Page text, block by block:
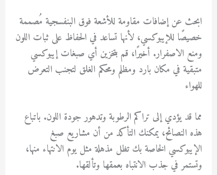
ابحث عن إضافات مقاومة للأشعة فوق البنفسجية مُصممة
خصيصًا للإيبوكسي، لأنها تساعد في الحفاظ على ثبات اللون
ومنع الاصفرار. أخيرًا، قم بتخزين أي صبغات إيبوكسي
متبقية في مكان بارد ومظلم ومحكم الغلق لتجنب التعرض
للهواء
مما قد يؤدي إلى تراكم الرطوبة وتدهور جودة اللون. باتباع
هذه النصائح، يمكنك التأكد من أن مشاريع صبغ
الإيبوكسي الخاصة بك تظل مذهلة مثل يوم الانتهاء منها،
وتستمر في جذب الانتباه بعمقها وتألقها.